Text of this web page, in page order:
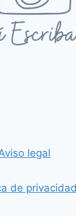
legal
de privacidad